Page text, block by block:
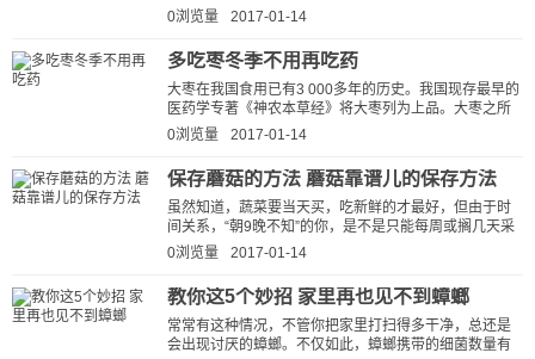
的，故俗称“青果”，有的也叫“白榄...
0浏览量 2017-01-14
多吃枣冬季不用再吃药
大枣在我国食用已有3 000多年的历史。我国现存最早的
医药学专著《神农本草经》将大枣列为上品。大枣之所
以为“五果之王”，是因为...
0浏览量 2017-01-14
保存蘑菇的方法 蘑菇靠谱儿的保存方法
虽然知道，蔬菜要当天买，吃新鲜的才最好，但由于时
间关系，“朝9晚不知”的你，是不是只能每周或搁几天采
购一次?把买回的食物堆积在冰箱里...
0浏览量 2017-01-14
教你这5个妙招 家里再也见不到蟑螂
常常有这种情况，不管你把家里打扫得多干净，总还是
会出现讨厌的蟑螂。不仅如此，蟑螂携带的细菌数量有